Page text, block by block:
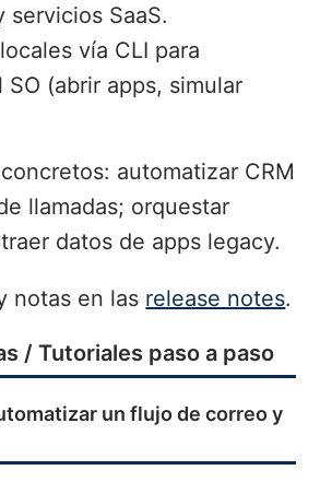
servicios SaaS.
vía CLI para
SO (abrir apps, simular
automatizar CRM
llamadas; orquestar
datos de apps legacy.
notas en las release notes.
/ Tutoriales paso a paso
un flujo de correo y